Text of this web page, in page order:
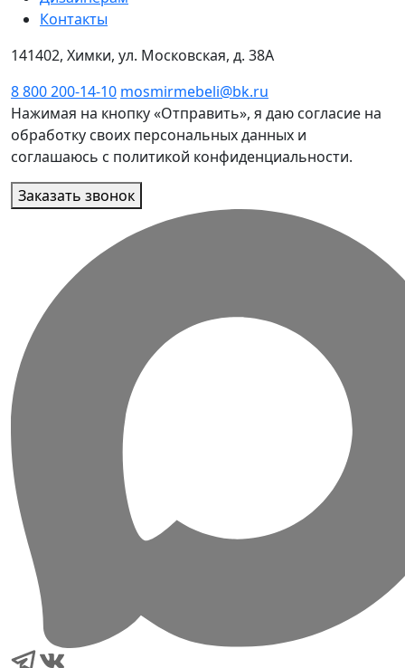
Контакты
141402, Химки, ул. Московская, д. 38А
8 800 200-14-10 mosmirmebeli@bk.ru
Нажимая на кнопку «Отправить», я даю согласие на
обработку своих персональных данных и
соглашаюсь с политикой конфиденциальности.
Заказать звонок